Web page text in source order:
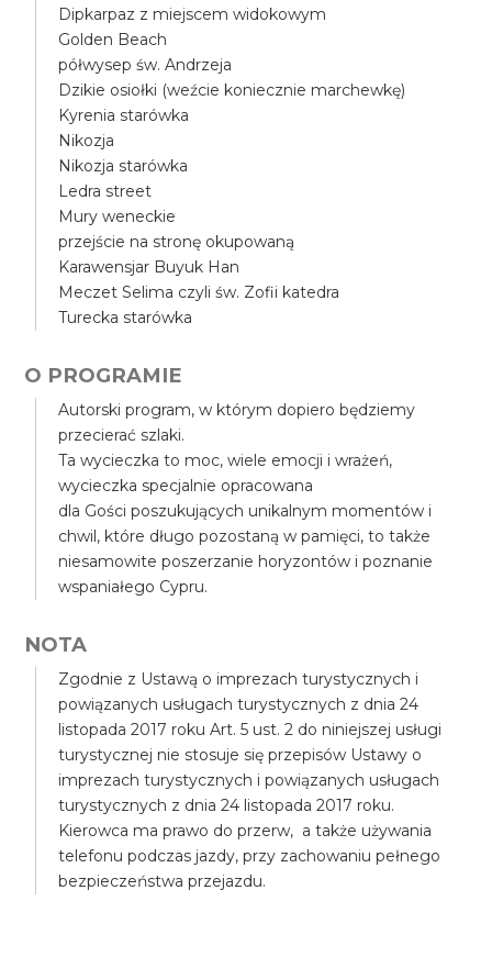
Dipkarpaz z miejscem widokowym
Golden Beach
półwysep św. Andrzeja
Dzikie osiołki (weźcie koniecznie marchewkę)
Kyrenia starówka
Nikozja
Nikozja starówka
Ledra street
Mury weneckie
przejście na stronę okupowaną
Karawensjar Buyuk Han
Meczet Selima czyli św. Zofii katedra
Turecka starówka
O PROGRAMIE
Autorski program, w którym dopiero będziemy
przecierać szlaki.
Ta wycieczka to moc, wiele emocji i wrażeń,
wycieczka specjalnie opracowana
dla Gości poszukujących unikalnym momentów i
chwil, które długo pozostaną w pamięci, to także
niesamowite poszerzanie horyzontów i poznanie
wspaniałego Cypru.
NOTA
Zgodnie z Ustawą o imprezach turystycznych i
powiązanych usługach turystycznych z dnia 24
listopada 2017 roku Art. 5 ust. 2 do niniejszej usługi
turystycznej nie stosuje się przepisów Ustawy o
imprezach turystycznych i powiązanych usługach
turystycznych z dnia 24 listopada 2017 roku.
Kierowca ma prawo do przerw, a także używania
telefonu podczas jazdy, przy zachowaniu pełnego
bezpieczeństwa przejazdu.